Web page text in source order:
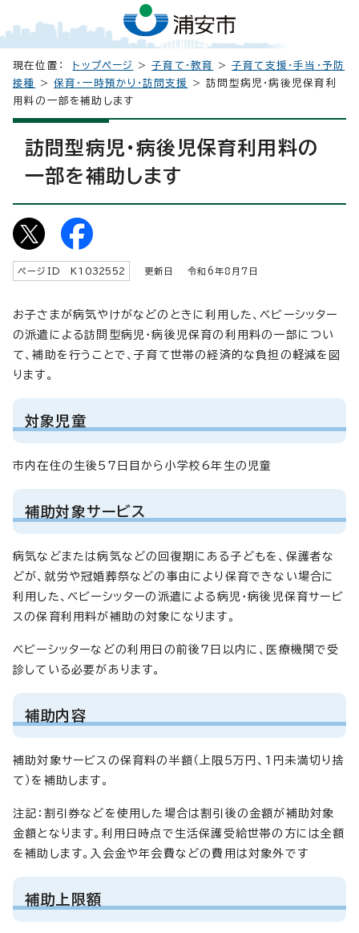
現在位置： トップページ >子育て・教育 >子育て支援・手当・予防
接種
>保育・一時預かり・訪問支援
> 訪問型病児・病後児保育利
用料の一部を補助します
訪問型病児・病後児保育利用料の
一部を補助します
ページID K 1032552 更新日 令和6年8月7日
お子さまが病気やけがなどのときに利用した、ベビーシッター
の派遣による訪問型病児・病後児保育の利用料の一部につい
て、補助を行うことで、子育て世帯の経済的な負担の軽減を図
ります。
対象児童
市内在住の生後57日目から小学校6年生の児童
補助対象サービス
病気などまたは病気などの回復期にある子どもを、保護者な
どが、就労や冠婚葬祭などの事由により保育できない場合に
利用した、ベビーシッターの派遣による病児・病後児保育サービ
スの保育利用料が補助の対象になります。
ベビーシッターなどの利用日の前後7日以内に、医療機関で受
診している必要があります。
補助内容
補助対象サービスの保育料の半額（上限5万円、1円未満切り捨
て）を補助します。
注記：割引券などを使用した場合は割引後の金額が補助対象
金額となります。利用日時点で生活保護受給世帯の方には全額
を補助します。入会金や年会費などの費用は対象外です
補助上限額